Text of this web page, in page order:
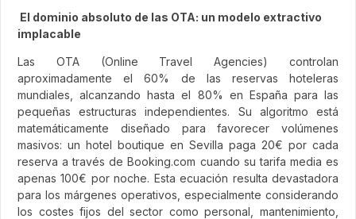
El dominio absoluto de las OTA: un modelo extractivo
implacable
Las OTA (Online Travel Agencies) controlan
aproximadamente el 60% de las reservas hoteleras
mundiales, alcanzando hasta el 80% en España para las
pequeñas estructuras independientes. Su algoritmo está
matemáticamente diseñado para favorecer volúmenes
masivos: un hotel boutique en Sevilla paga 20€ por cada
reserva a través de Booking.com cuando su tarifa media es
apenas 100€ por noche. Esta ecuación resulta devastadora
para los márgenes operativos, especialmente considerando
los costes fijos del sector como personal, mantenimiento,